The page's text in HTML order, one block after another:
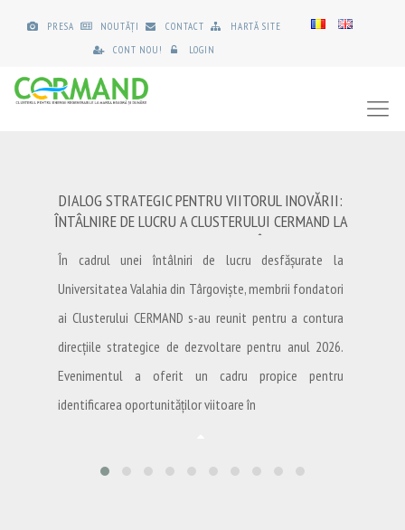
PRESA NOUTĂȚI CONTACT
HARTĂ SITE
CONT NOU!
LOGIN
DIALOG STRATEGIC PENTRU VIITORUL INOVĂRII:
ÎNTÂLNIRE DE LUCRU A CLUSTERULUI CERMAND LA
UNIVERSITATEA VALAHIA DIN TÂRGOVIȘTE
În cadrul unei întâlniri de lucru desfășurate la
Universitatea Valahia din Târgoviște, membrii fondatori
ai Clusterului CERMAND s-au reunit pentru a contura
direcțiile strategice de dezvoltare pentru anul 2026.
Evenimentul a oferit un cadru propice pentru
identificarea oportunităților viitoare în